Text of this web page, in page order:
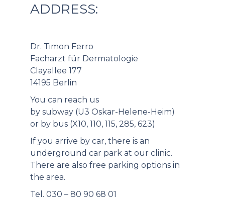
ADDRESS:
Dr. Timon Ferro
Facharzt für Dermatologie
Clayallee 177
14195 Berlin
You can reach us
by subway (U3 Oskar-Helene-Heim)
or by bus (X10, 110, 115, 285, 623)
If you arrive by car, there is an
underground car park at our clinic.
There are also free parking options in
the area.
Tel. 030 – 80 90 68 01